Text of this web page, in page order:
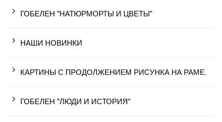
ГОБЕЛЕН "НАТЮРМОРТЫ И ЦВЕТЫ"
НАШИ НОВИНКИ
КАРТИНЫ С ПРОДОЛЖЕНИЕМ РИСУНКА НА РАМЕ.
ГОБЕЛЕН "ЛЮДИ И ИСТОРИЯ"